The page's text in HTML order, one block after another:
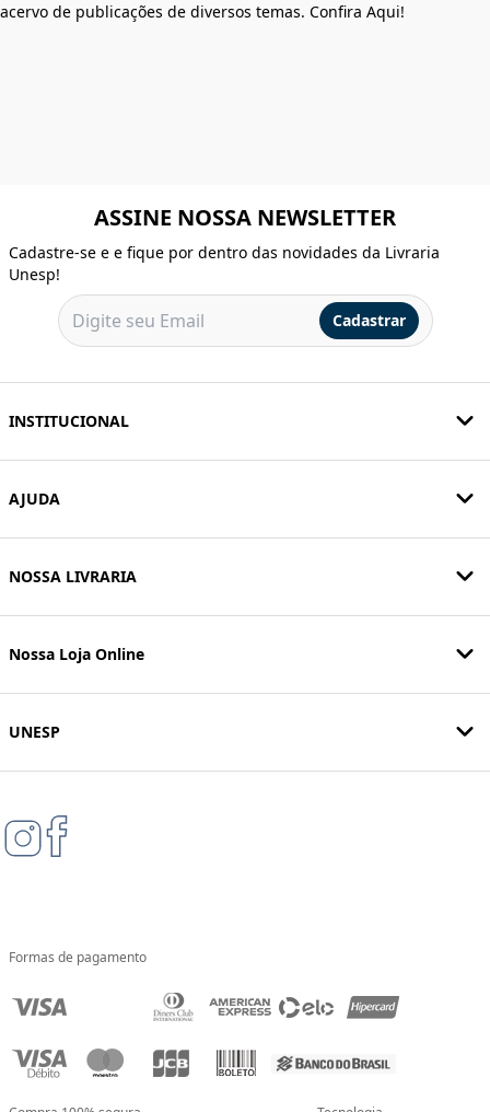
acervo de publicações de diversos temas. Confira Aqui!
ASSINE NOSSA NEWSLETTER
Cadastre-se e e fique por dentro das novidades da Livraria
Unesp!
Cadastrar
INSTITUCIONAL
AJUDA
NOSSA LIVRARIA
Nossa Loja Online
UNESP
Formas de pagamento